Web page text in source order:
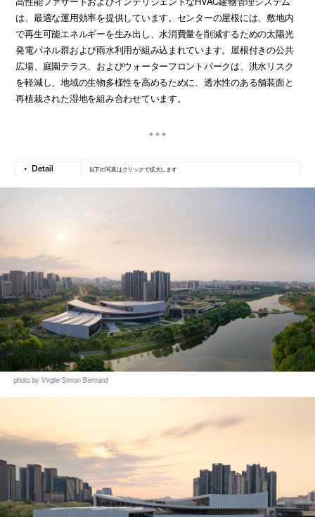
は、最適な運用効率を提供しています。センターの屋根には、敷地内
で再生可能エネルギーを生み出し、水消費量を削減するための太陽光
発電パネル群および雨水利用が組み込まれています。屋根付きの公共
広場、庭園テラス、およびウォーターフロントパークは、洪水リスク
を軽減し、地域の生物多様性を高めるために、透水性のある舗装面と
再植栽された湿地を組み合わせています。
以下の写真はクリックで拡大します